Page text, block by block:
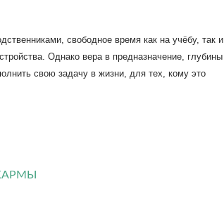
свободное время как на учёбу, так и
Однако вера в предназначение, глубины
свою задачу в жизни, для тех, кому это